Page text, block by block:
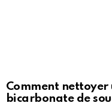
Comment nettoyer
bicarbonate de